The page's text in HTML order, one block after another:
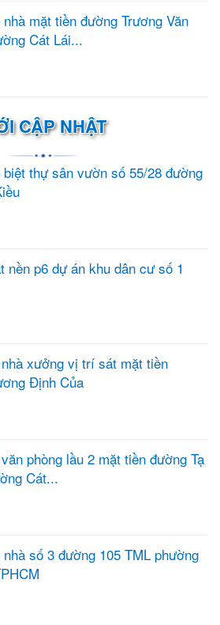
mặt tiền đường Trương Văn
Cát Lái...
CẬP NHẬT
biệt thự sân vườn số 55/28 đường
nền p6 dự án khu dân cư số 1
xưởng vị trí sát mặt tiền
Định Của
phòng lầu 2 mặt tiền đường Tạ
Cát...
số 3 đường 105 TML phường